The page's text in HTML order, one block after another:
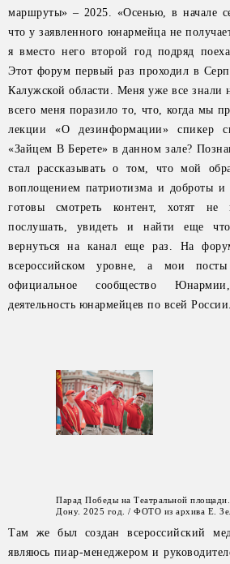
маршруты» – 2025. «Осенью, в начале
что у заявленного юнармейца не
я вместо него второй год подряд
Этот форум первый раз проходил в
Калужской области. Меня уже все знали
всего меня поразило то, что, когда мы
лекции «О дезинформации» спикер
«Зайцем В Берете» в данном зале?
стал рассказывать о том, что мой
воплощением патриотизма и доброты
готовы смотреть контент, хотят не
послушать, увидеть и найти еще
вернуться на канал еще раз. На
всероссийском уровне, а мои
официальное сообщество
деятельность юнармейцев по всей России.
Парад Победы на Театральной
Дону. 2025 год. / ФОТО из архива Е.
Там же был создан всероссийский
являюсь пиар-менеджером и